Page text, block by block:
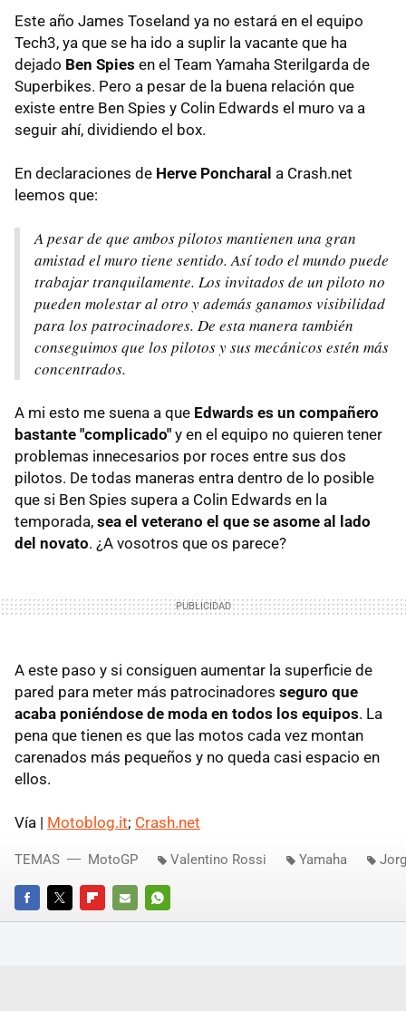
Este año James Toseland ya no estará en el equipo
Tech3, ya que se ha ido a suplir la vacante que ha
dejado Ben Spies en el Team Yamaha Sterilgarda de
Superbikes. Pero a pesar de la buena relación que
existe entre Ben Spies y Colin Edwards el muro va a
seguir ahí, dividiendo el box.
En declaraciones de Herve Poncharal a Crash.net
leemos que:
A pesar de que ambos pilotos mantienen una gran
amistad el muro tiene sentido. Así todo el mundo puede
trabajar tranquilamente. Los invitados de un piloto no
pueden molestar al otro y además ganamos visibilidad
para los patrocinadores. De esta manera también
conseguimos que los pilotos y sus mecánicos estén más
concentrados.
A mi esto me suena a que Edwards es un compañero
bastante "complicado" y en el equipo no quieren tener
problemas innecesarios por roces entre sus dos
pilotos. De todas maneras entra dentro de lo posible
que si Ben Spies supera a Colin Edwards en la
temporada, sea el veterano el que se asome al lado
del novato. ¿A vosotros que os parece?
A este paso y si consiguen aumentar la superficie de
pared para meter más patrocinadores seguro que
acaba poniéndose de moda en todos los equipos. La
pena que tienen es que las motos cada vez montan
carenados más pequeños y no queda casi espacio en
ellos.
Vía | Motoblog.it; Crash.net
FACEBOOKTWITTERFLIPBOARD
E-
WHATSAPP
TEMAS MotoGP Valentino Rossi Yamaha